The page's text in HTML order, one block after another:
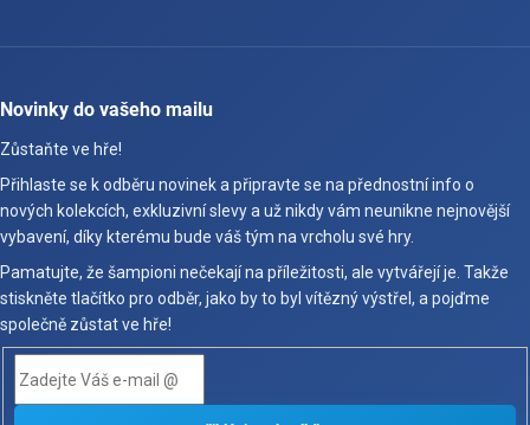
Novinky do vašeho mailu
Zůstaňte ve hře!
Přihlaste se k odběru novinek a připravte se na přednostní info o
nových kolekcích, exkluzivní slevy a už nikdy vám neunikne nejnovější
vybavení, díky kterému bude váš tým na vrcholu své hry.
Pamatujte, že šampioni nečekají na příležitosti, ale vytvářejí je. Takže
stiskněte tlačítko pro odběr, jako by to byl vítězný výstřel, a pojďme
společně zůstat ve hře!